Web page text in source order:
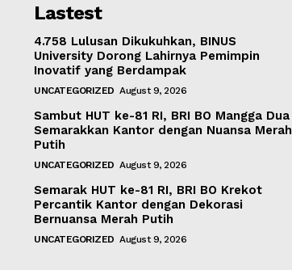
Lastest
4.758 Lulusan Dikukuhkan, BINUS
University Dorong Lahirnya Pemimpin
Inovatif yang Berdampak
UNCATEGORIZED August 9, 2026
Sambut HUT ke-81 RI, BRI BO Mangga Dua
Semarakkan Kantor dengan Nuansa Merah
Putih
UNCATEGORIZED August 9, 2026
Semarak HUT ke-81 RI, BRI BO Krekot
Percantik Kantor dengan Dekorasi
Bernuansa Merah Putih
UNCATEGORIZED August 9, 2026